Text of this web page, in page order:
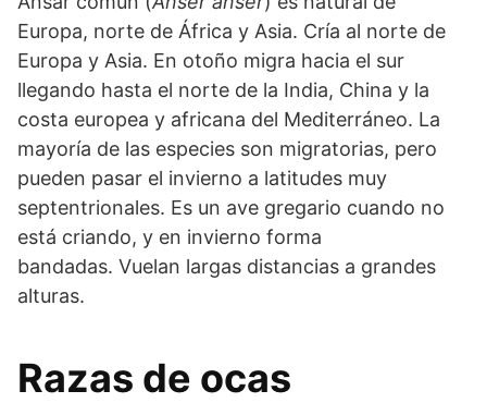
Europa, norte de África y Asia. Cría al norte de
Europa y Asia. En otoño migra hacia el sur
llegando hasta el norte de la India, China y la
costa europea y africana del Mediterráneo. La
mayoría de las especies son migratorias, pero
pueden pasar el invierno a latitudes muy
septentrionales. Es un ave gregario cuando no
está criando, y en invierno forma
bandadas. Vuelan largas distancias a grandes
alturas.
Razas de ocas